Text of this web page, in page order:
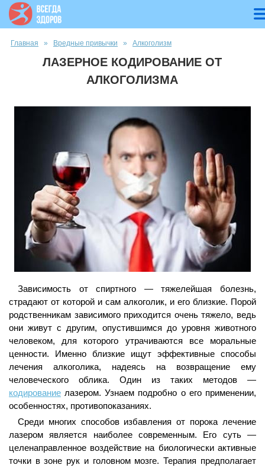
Вы здесь
Главная » Вредные привычки » Алкоголизм
ЛАЗЕРНОЕ КОДИРОВАНИЕ ОТ
АЛКОГОЛИЗМА
Зависимость от спиртного — тяжелейшая болезнь,
страдают от которой и сам алкоголик, и его близкие. Порой
родственникам зависимого приходится очень тяжело, ведь
они живут с другим, опустившимся до уровня животного
человеком, для которого утрачиваются все моральные
ценности. Именно близкие ищут эффективные способы
лечения алкоголика, надеясь на возвращение ему
человеческого облика. Один из таких методов —
кодирование лазером. Узнаем подробно о его применении,
особенностях, противопоказаниях.
Среди многих способов избавления от порока лечение
лазером является наиболее современным. Его суть —
целенаправленное воздействие на биологически активные
точки в зоне рук и головном мозге. Терапия предполагает